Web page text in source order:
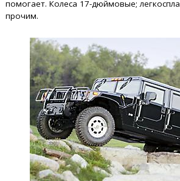
помогает. Колеса 17-дюймовые;
прочим.